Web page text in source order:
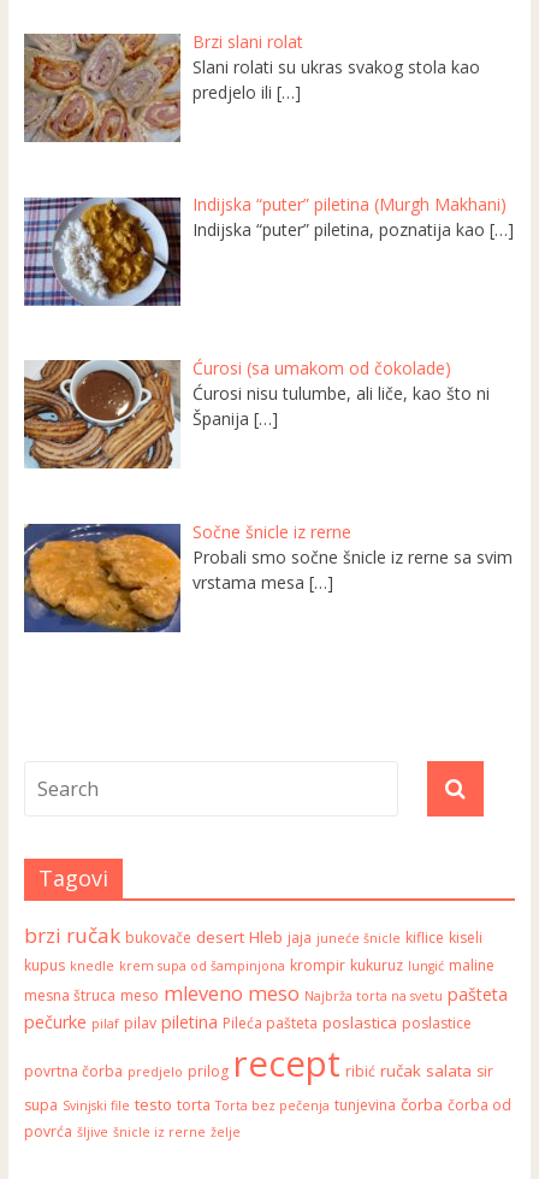
Brzi slani rolat
Slani rolati su ukras svakog stola kao
predjelo ili[…]
Indijska “puter” piletina (Murgh Makhani)
Indijska “puter” piletina, poznatija kao[…]
Ćurosi (sa umakom od čokolade)
Ćurosi nisu tulumbe, ali liče, kao što ni
Španija[…]
Sočne šnicle iz rerne
Probali smo sočne šnicle iz rerne sa svim
vrstama mesa[…]
Tagovi
brzi ručak bukovače desert Hleb jaja juneće šnicle kiflice kiseli
kupus knedle krem supa od šampinjona krompir kukuruz lungić maline
mesna štruca meso mleveno meso Najbrža torta na svetu pašteta
pečurke pilaf pilav piletina Pileća pašteta poslastica poslastice
povrtna čorba predjelo prilog recept ribić ručak salata sir
supa Svinjski file testo torta Torta bez pečenja tunjevina čorba čorba od
povrća šljive šnicle iz rerne želje